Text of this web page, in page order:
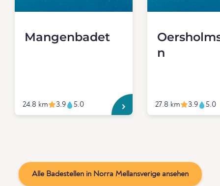
Mangenbadet
24.8 km 3.9 5.0
n
27.8 km 3.9 5.0
Alle Badestellen in Norra Mellansverige ansehen